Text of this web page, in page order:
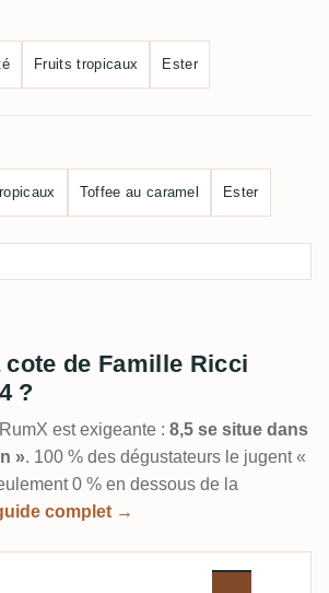
Fruits tropicaux Ester
Toffee au caramel Ester
cote de Famille Ricci
?
est exigeante : 8,5 se situe dans
». 100 % des dégustateurs le jugent «
0 % en dessous de la
complet →